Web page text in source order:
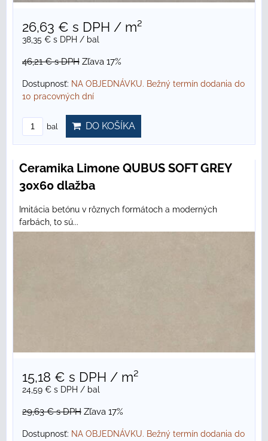
26,63 € s DPH / m²
38,35 € s DPH / bal
46,21 €s DPH Zľava 17%
Dostupnosť: NA OBJEDNÁVKU. Bežný termín dodania do
10 pracovných dní
bal DO KOŠÍKA
Ceramika Limone QUBUS SOFT GREY
30x60 dlažba
Imitácia betónu v rôznych formátoch a moderných
farbách, to sú...
15,18 € s DPH / m²
24,59 € s DPH / bal
29,63 €s DPH Zľava 17%
Dostupnosť: NA OBJEDNÁVKU. Bežný termín dodania do